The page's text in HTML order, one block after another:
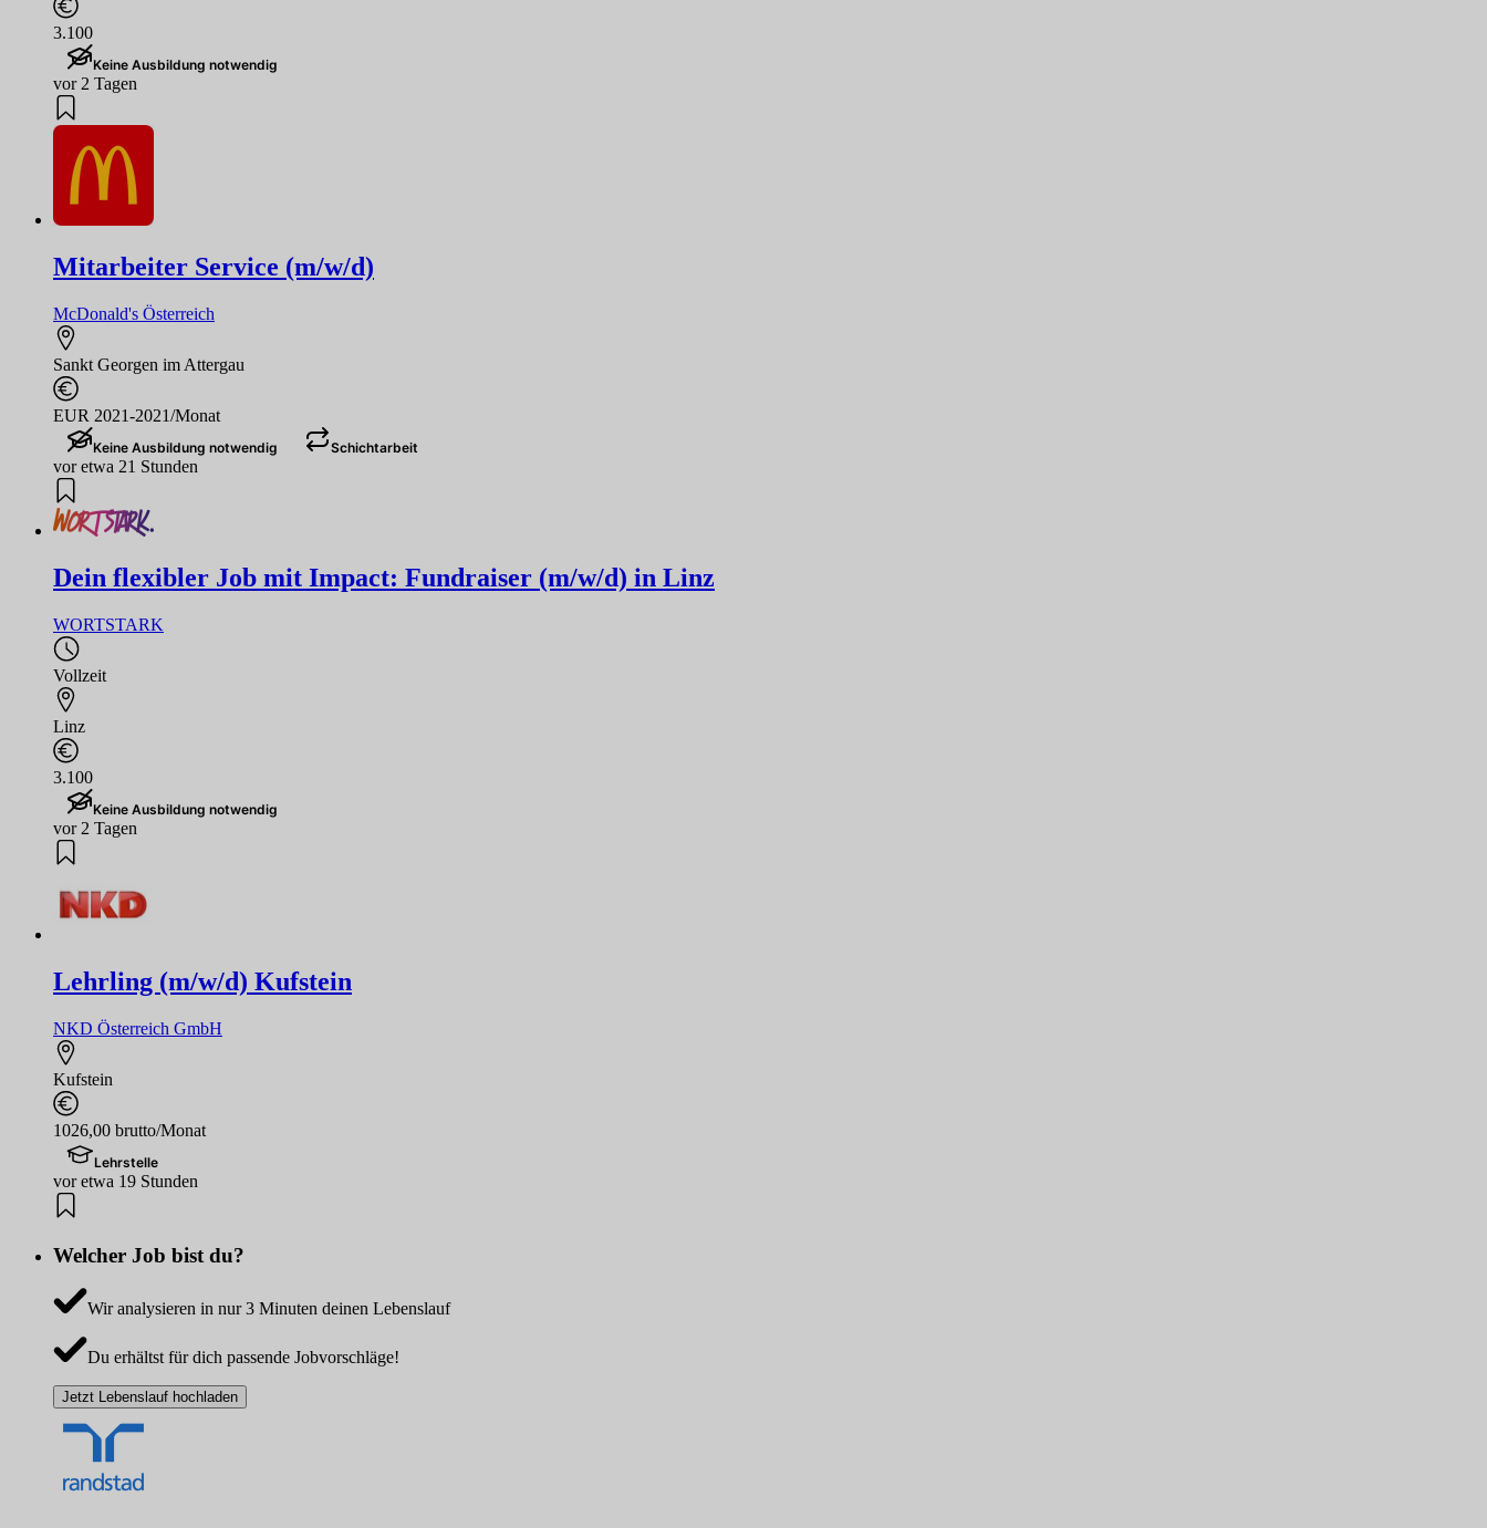
3.100
Keine Ausbildung notwendig
vor 2 Tagen
Mitarbeiter Service (m/w/d)
McDonald's Österreich
Sankt Georgen im Attergau
EUR 2021-2021/Monat
Keine Ausbildung notwendig Schichtarbeit
vor etwa 21 Stunden
Dein flexibler Job mit Impact: Fundraiser (m/w/d) in Linz
WORTSTARK
Vollzeit
Linz
3.100
Keine Ausbildung notwendig
vor 2 Tagen
Lehrling (m/w/d) Kufstein
NKD Österreich GmbH
Kufstein
1026,00 brutto/Monat
Lehrstelle
vor etwa 19 Stunden
Welcher Job bist du?
Wir analysieren in nur 3 Minuten deinen Lebenslauf
Du erhältst für dich passende Jobvorschläge!
Jetzt Lebenslauf hochladen